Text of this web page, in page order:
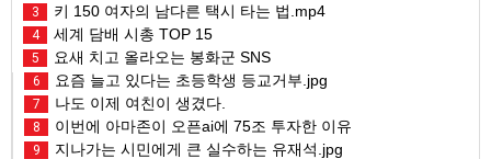
3 키 150 여자의 남다른 택시 타는 법.mp4
4 세계 담배 시총 TOP 15
5 요새 치고 올라오는 봉화군 SNS
6 요즘 늘고 있다는 초등학생 등교거부.jpg
7 나도 이제 여친이 생겼다.
8 이번에 아마존이 오픈ai에 75조 투자한 이유
9 지나가는 시민에게 큰 실수하는 유재석.jpg